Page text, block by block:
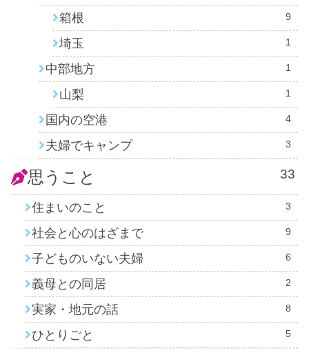
箱根 9
埼玉 1
中部地方 1
山梨 1
国内の空港 4
夫婦でキャンプ 3
思うこと 33
住まいのこと 3
社会と心のはざまで 9
子どものいない夫婦 6
義母との同居 2
実家・地元の話 8
ひとりごと 5